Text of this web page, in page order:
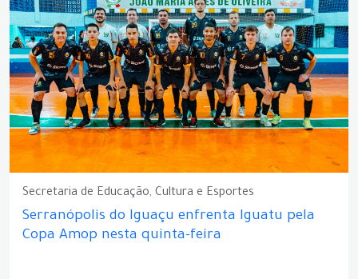
Secretaria de Educação, Cultura e Esportes
Serranópolis do Iguaçu enfrenta Iguatu pela
Copa Amop nesta quinta-feira